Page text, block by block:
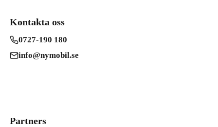
Kontakta oss
0727-190 180
info@nymobil.se
Partners